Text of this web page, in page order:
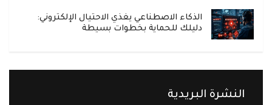
الذكاء الاصطناعي يغذي الاحتيال الإلكتروني:
دليلك للحماية بخطوات بسيطة
النشرة البريدية